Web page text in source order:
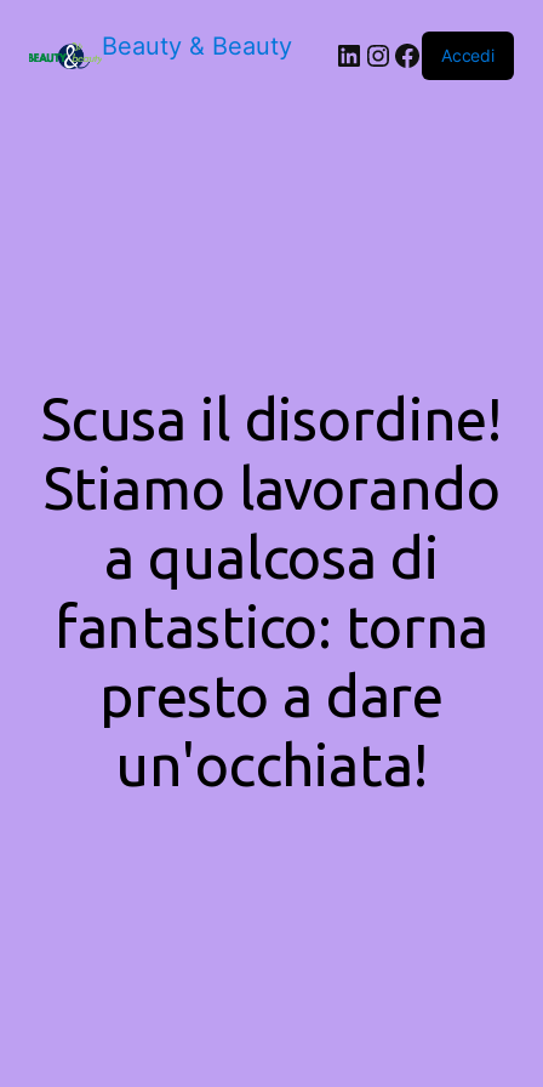
Beauty & Beauty LinkedIn
Instagram
Facebook
Accedi
Scusa il disordine!
Stiamo lavorando
a qualcosa di
fantastico: torna
presto a dare
un'occhiata!